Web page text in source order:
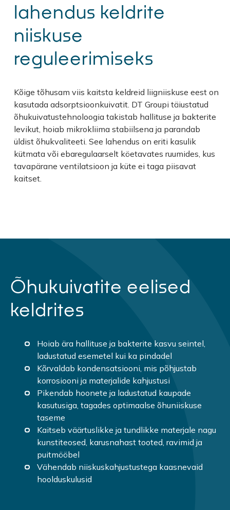
lahendus keldrite
niiskuse
reguleerimiseks
Kõige tõhusam viis kaitsta keldreid liigniiskuse eest on
kasutada adsorptsioonkuivatit. DT Groupi täiustatud
õhukuivatustehnoloogia takistab hallituse ja bakterite
levikut, hoiab mikrokliima stabiilsena ja parandab
üldist õhukvaliteeti. See lahendus on eriti kasulik
kütmata või ebaregulaarselt köetavates ruumides, kus
tavapärane ventilatsioon ja küte ei taga piisavat
kaitset.
Õhukuivatite eelised
keldrites
Hoiab ära hallituse ja bakterite kasvu seintel,
ladustatud esemetel kui ka pindadel
Kõrvaldab kondensatsiooni, mis põhjustab
korrosiooni ja materjalide kahjustusi
Pikendab hoonete ja ladustatud kaupade
kasutusiga, tagades optimaalse õhuniiskuse
taseme
Kaitseb väärtuslikke ja tundlikke materjale nagu
kunstiteosed, karusnahast tooted, ravimid ja
puitmööbel
Vähendab niiskuskahjustustega kaasnevaid
hoolduskulusid